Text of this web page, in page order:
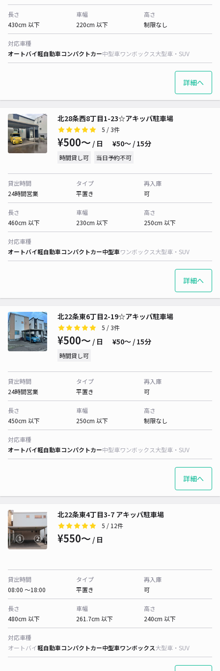
長さ
430cm 以下
車幅
220cm 以下
高さ
制限なし
対応車種
オートバイ軽自動車コンパクトカー中型車ワンボックス大型車・SUV
詳細へ
北28条西8丁目1-23☆アキッパ駐車場
5 / 3件
¥500〜 / 日 ¥50〜 / 15分
時間貸し可 当日予約不可
貸出時間
24時間営業
タイプ
平置き
再入庫
可
長さ
460cm 以下
車幅
230cm 以下
高さ
250cm 以下
対応車種
オートバイ軽自動車コンパクトカー中型車ワンボックス大型車・SUV
詳細へ
北22条東6丁目2-19☆アキッパ駐車場
5 / 3件
¥500〜 / 日 ¥50〜 / 15分
時間貸し可
貸出時間
24時間営業
タイプ
平置き
再入庫
可
長さ
450cm 以下
車幅
250cm 以下
高さ
制限なし
対応車種
オートバイ軽自動車コンパクトカー中型車ワンボックス大型車・SUV
詳細へ
北22条東4丁目3-7 アキッパ駐車場
5 / 12件
¥550〜 / 日
貸出時間
08:00 〜18:00
タイプ
平置き
再入庫
可
長さ
480cm 以下
車幅
261.7cm 以下
高さ
240cm 以下
対応車種
オートバイ軽自動車コンパクトカー中型車ワンボックス大型車・SUV